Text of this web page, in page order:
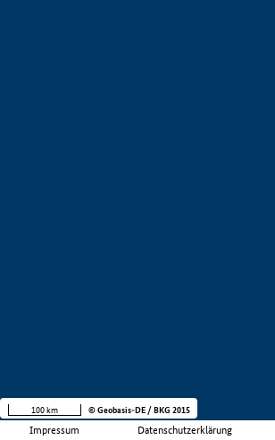
Impressum Datenschutzerklärung
100 km © Geobasis-DE / BKG 2015